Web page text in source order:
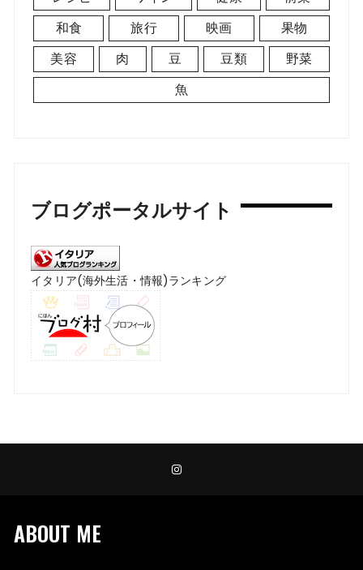
和食
旅行 映画
果物
美容
肉 豆 豆類
野菜
魚
ブログポータルサイト
イタリア(海外生活・情報)ランキング
ABOUT ME